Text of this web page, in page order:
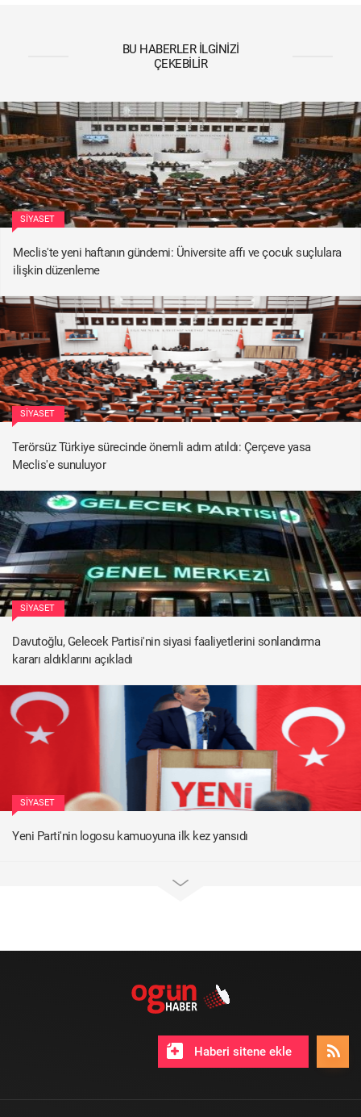
BU HABERLER İLGINIZI
ÇEKEBILIR
SIYASET
Meclis'te yeni haftanın gündemi: Üniversite affı ve çocuk suçlulara
ilişkin düzenleme
SIYASET
Terörsüz Türkiye sürecinde önemli adım atıldı: Çerçeve yasa
Meclis'e sunuluyor
SIYASET
Davutoğlu, Gelecek Partisi'nin siyasi faaliyetlerini sonlandırma
kararı aldıklarını açıkladı
SIYASET
Yeni Parti'nin logosu kamuoyuna ilk kez yansıdı
Haberi sitene ekle